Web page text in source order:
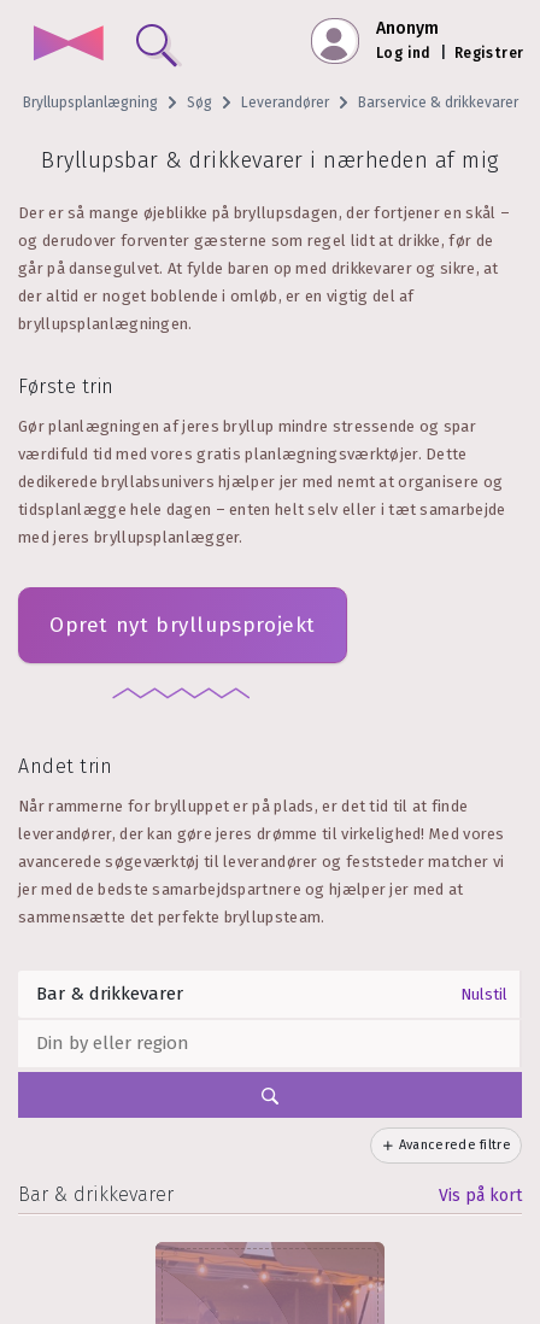
Anonym
Log ind Registrer
Bryllupsplanlægning Søg Leverandører Barservice & drikkevarer
Bryllupsbar & drikkevarer i nærheden af mig
Der er så mange øjeblikke på bryllupsdagen, der fortjener en skål –
og derudover forventer gæsterne som regel lidt at drikke, før de
går på dansegulvet. At fylde baren op med drikkevarer og sikre, at
der altid er noget boblende i omløb, er en vigtig del af
bryllupsplanlægningen.
Første trin
Gør planlægningen af jeres bryllup mindre stressende og spar
værdifuld tid med vores gratis planlægningsværktøjer. Dette
dedikerede bryllabsunivers hjælper jer med nemt at organisere og
tidsplanlægge hele dagen – enten helt selv eller i tæt samarbejde
med jeres bryllupsplanlægger.
Opret nyt bryllupsprojekt
Andet trin
Når rammerne for brylluppet er på plads, er det tid til at finde
leverandører, der kan gøre jeres drømme til virkelighed! Med vores
avancerede søgeværktøj til leverandører og feststeder matcher vi
jer med de bedste samarbejdspartnere og hjælper jer med at
sammensætte det perfekte bryllupsteam.
Nulstil
Avancerede filtre
Bar & drikkevarer Vis på kort